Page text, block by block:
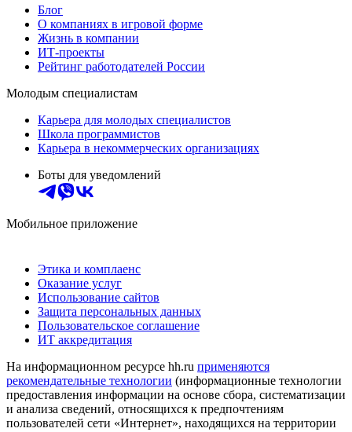
Блог
О компаниях в игровой форме
Жизнь в компании
ИТ-проекты
Рейтинг работодателей России
Молодым специалистам
Карьера для молодых специалистов
Школа программистов
Карьера в некоммерческих организациях
Боты для уведомлений
Мобильное приложение
Этика и комплаенс
Оказание услуг
Использование сайтов
Защита персональных данных
Пользовательское соглашение
ИТ аккредитация
На информационном ресурсе hh.ru применяются
рекомендательные технологии (информационные технологии
предоставления информации на основе сбора, систематизации
и анализа сведений, относящихся к предпочтениям
пользователей сети «Интернет», находящихся на территории